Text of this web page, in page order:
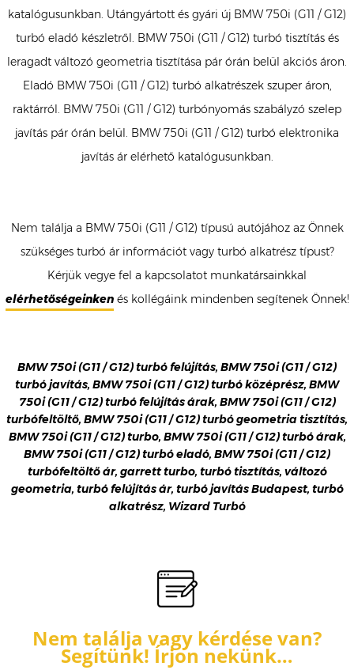
katalógusunkban. Utángyártott és gyári új BMW 750i (G11 / G12)
turbó eladó készletről. BMW 750i (G11 / G12) turbó tisztítás és
leragadt változó geometria tisztítása pár órán belül akciós áron.
Eladó BMW 750i (G11 / G12) turbó alkatrészek szuper áron,
raktárról. BMW 750i (G11 / G12) turbónyomás szabályzó szelep
javítás pár órán belül. BMW 750i (G11 / G12) turbó elektronika
javítás ár elérhető katalógusunkban.
Nem találja a BMW 750i (G11 / G12) típusú autójához az Önnek
szükséges turbó ár információt vagy turbó alkatrész típust?
Kérjük vegye fel a kapcsolatot munkatársainkkal
elérhetőségeinkenés kollégáink mindenben segítenek Önnek!
BMW 750i (G11 / G12) turbó felújítás, BMW 750i (G11 / G12)
turbó javítás, BMW 750i (G11 / G12) turbó középrész, BMW
750i (G11 / G12) turbó felújítás árak, BMW 750i (G11 / G12)
turbófeltöltő, BMW 750i (G11 / G12) turbó geometria tisztítás,
BMW 750i (G11 / G12) turbo, BMW 750i (G11 / G12) turbó árak,
BMW 750i (G11 / G12) turbó eladó, BMW 750i (G11 / G12)
turbófeltöltő ár, garrett turbo, turbó tisztítás, változó
geometria, turbó felújítás ár, turbó javítás Budapest, turbó
alkatrész, Wizard Turbó
Nem találja vagy kérdése van?
Segítünk! Írjon nekünk…